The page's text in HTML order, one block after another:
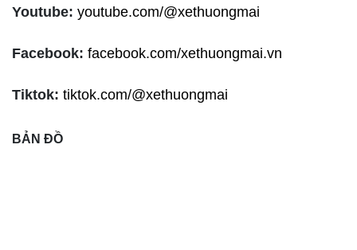
Youtube: youtube.com/@xethuongmai
Facebook: facebook.com/xethuongmai.vn
Tiktok: tiktok.com/@xethuongmai
BẢN ĐỒ